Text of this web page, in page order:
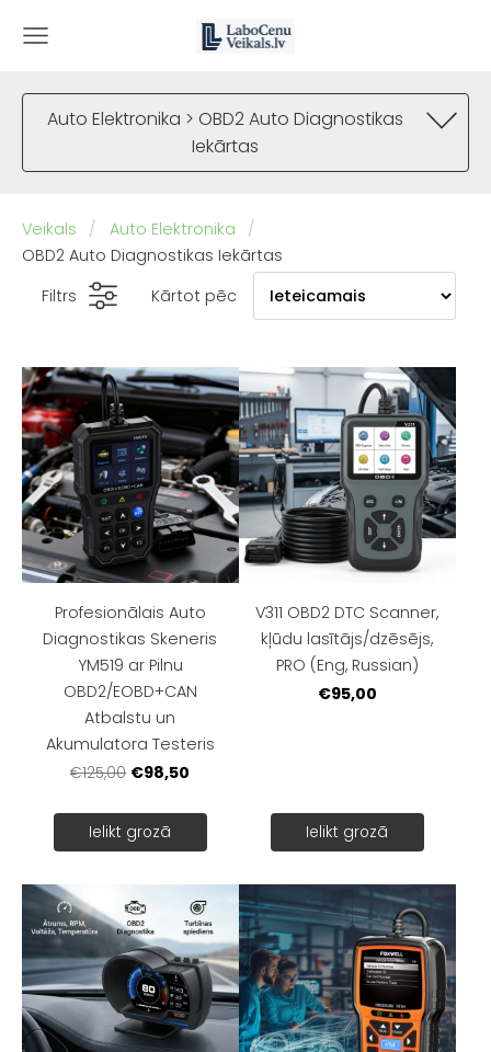
Auto Elektronika > OBD2 Auto Diagnostikas
Iekārtas
Veikals
Auto Elektronika
OBD2 Auto Diagnostikas Iekārtas
Filtrs
Kārtot pēc
Profesionālais Auto
Diagnostikas Skeneris
YM519 ar Pilnu
OBD2/EOBD+CAN
Atbalstu un
Akumulatora Testeris
€125,00 €98,50
Ielikt grozā
V311 OBD2 DTC Scanner,
kļūdu lasītājs/dzēsējs,
PRO (Eng, Russian)
€95,00
Ielikt grozā